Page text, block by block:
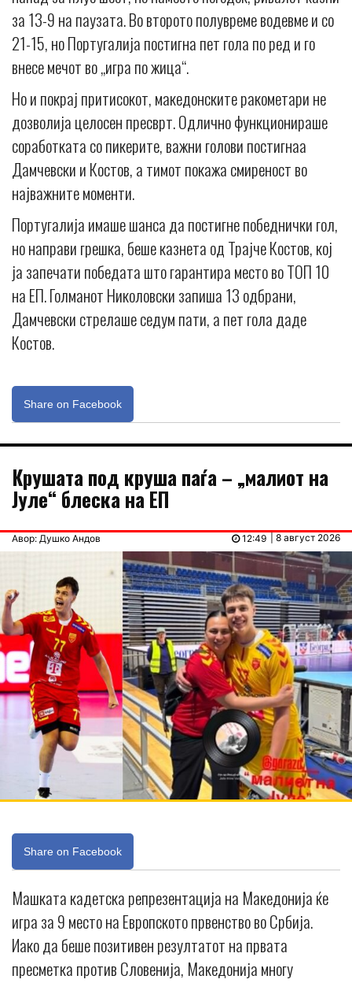
за 13-9 на паузата. Во второто полувреме водевме и со
21-15, но Португалија постигна пет гола по ред и го
внесе мечот во „игра по жица“.
Но и покрај притисокот, македонските ракометари не
дозволија целосен пресврт. Одлично функционираше
соработката со пикерите, важни голови постигнаа
Дамчевски и Костов, а тимот покажа смиреност во
најважните моменти.
Португалија имаше шанса да постигне победнички гол,
но направи грешка, беше казнета од Трајче Костов, кој
ја запечати победата што гарантира место во ТОП 10
на ЕП. Голманот Николовски запиша 13 одбрани,
Дамчевски стрелаше седум пати, а пет гола даде
Костов.
Share on Facebook
Крушата под круша паѓа – „малиот на
Јуле“ блеска на ЕП
Авор: Душко Андов | 8 август 2026
12:49
Share on Facebook
Машката кадетска репрезентација на Македонија ќе
игра за 9 место на Европското првенство во Србија.
Иако да беше позитивен резултатот на првата
пресметка против Словенија, Македонија многу